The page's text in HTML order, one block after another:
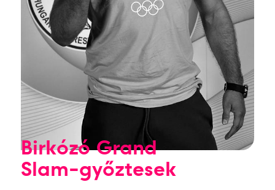
Birkózó Grand
Slam-győztesek